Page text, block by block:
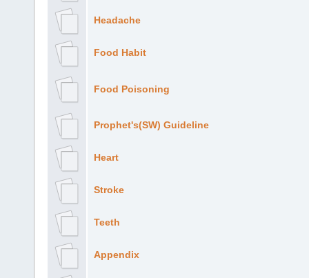
Headache
Food Habit
Food Poisoning
Prophet's(SW) Guideline
Heart
Stroke
Teeth
Appendix